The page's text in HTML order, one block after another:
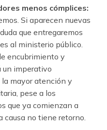
menos cómplices:
Si aparecen nuevas
que entregaremos
al ministerio público.
encubrimiento y
un imperativo
mayor atención y
pese a los
que ya comienzan a
causa no tiene retorno.